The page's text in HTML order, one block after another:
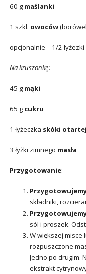
60 g maślanki
1 szkl. owoców
opcjonalnie – 1/2
Na kruszonkę:
45 g mąki
65 g cukru
1 łyżeczka skóki
3 łyżki zimnego masła
Przygotowanie:
składniki,
sól i proszek.
W większej misce
rozpuszczone
Jedno po drugim.
ekstrakt